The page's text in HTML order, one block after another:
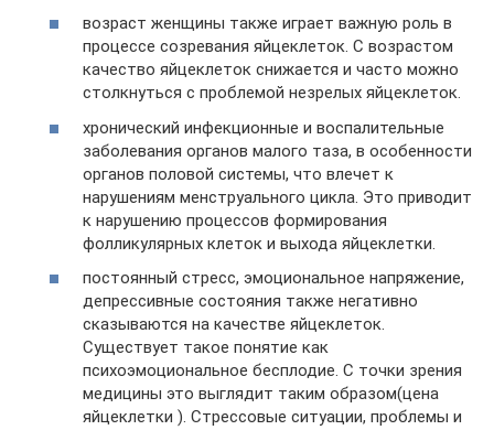
возраст женщины также играет важную роль в
процессе созревания яйцеклеток. С возрастом
качество яйцеклеток снижается и часто можно
столкнуться с проблемой незрелых яйцеклеток.
хронический инфекционные и воспалительные
заболевания органов малого таза, в особенности
органов половой системы, что влечет к
нарушениям менструального цикла. Это приводит
к нарушению процессов формирования
фолликулярных клеток и выхода яйцеклетки.
постоянный стресс, эмоциональное напряжение,
депрессивные состояния также негативно
сказываются на качестве яйцеклеток.
Существует такое понятие как
психоэмоциональное бесплодие. С точки зрения
медицины это выглядит таким образом(цена
яйцеклетки ). Стрессовые ситуации, проблемы и